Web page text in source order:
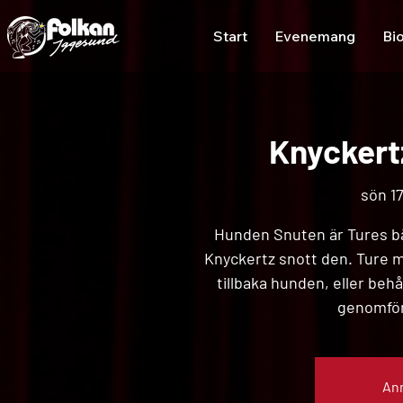
Start Evenemang
sön
Hunden Snuten är Tures
Knyckertz snott den. Ture
tillbaka hunden, eller